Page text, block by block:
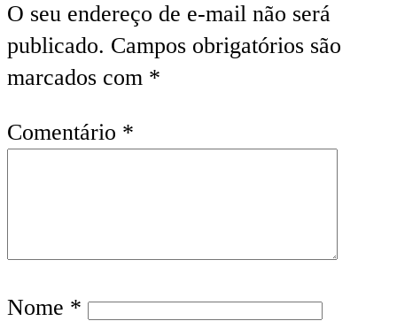
O seu endereço de e-mail não será
publicado. Campos obrigatórios são
marcados com *
Comentário *
Nome *